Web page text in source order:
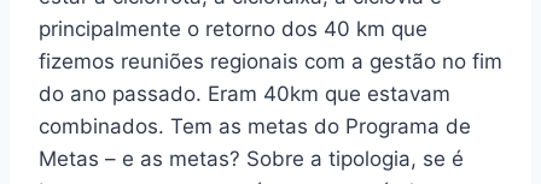
principalmente o retorno dos 40 km que
fizemos reuniões regionais com a gestão no fim
do ano passado. Eram 40km que estavam
combinados. Tem as metas do Programa de
Metas – e as metas? Sobre a tipologia, se é